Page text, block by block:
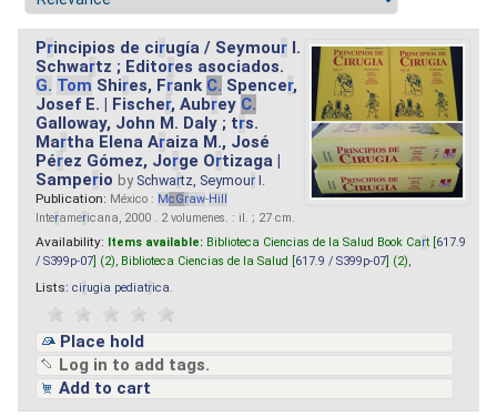
Principios de cirugía / Seymour I.
Schwartz ; Editores asociados.
G. Tom Shires, Frank C. Spencer,
Josef E. | Fischer, Aubrey C.
Galloway, John M. Daly ; trs.
Martha Elena Araiza M., José
Pérez Gómez, Jorge Ortizaga |
Samperio by Schwartz, Seymour I.
Publication: México : McGraw-Hill
Interamericana, 2000 . 2 volumenes. : il. ; 27 cm.
Availability: Items available: Biblioteca Ciencias de la Salud Book Cart [ 617.9
/ S399p-07 ] (2), Biblioteca Ciencias de la Salud [ 617.9 / S399p-07 ] (2),
Lists: cirugia pediatrica
Place hold
Log in to add tags.
Add to cart